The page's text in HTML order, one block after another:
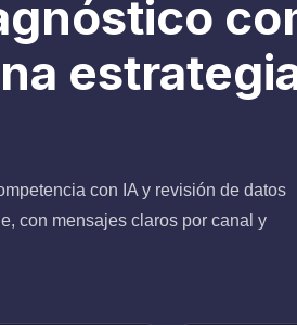
con IA y revisión de datos
con mensajes claros por canal y